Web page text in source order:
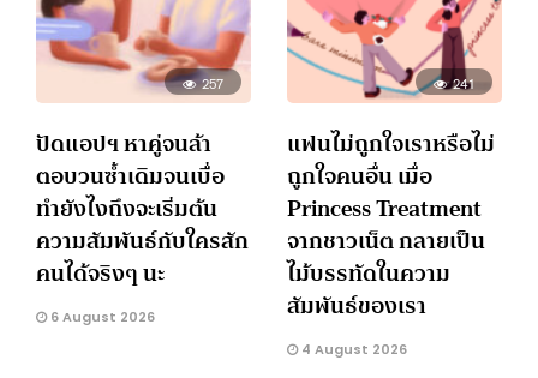
257
ปัดแอปฯ หาคู่จนล้า
ตอบวนซ้ำเดิมจนเบื่อ
ทำยังไงถึงจะเริ่มต้น
ความสัมพันธ์กับใครสัก
คนได้จริงๆ นะ
6 August 2026
241
แฟนไม่ถูกใจเราหรือไม่
ถูกใจคนอื่น เมื่อ
Princess Treatment
จากชาวเน็ต กลายเป็น
ไม้บรรทัดในความ
สัมพันธ์ของเรา
4 August 2026